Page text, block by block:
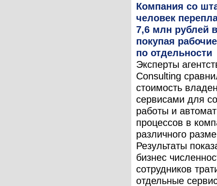
Компания со
человек
7,6 млн рублей
покупая
по отдельности
Эксперты
Consulting
стоимость
сервисами для
работы и
процессов в
различного
Результаты
бизнес
сотрудников
отдельные